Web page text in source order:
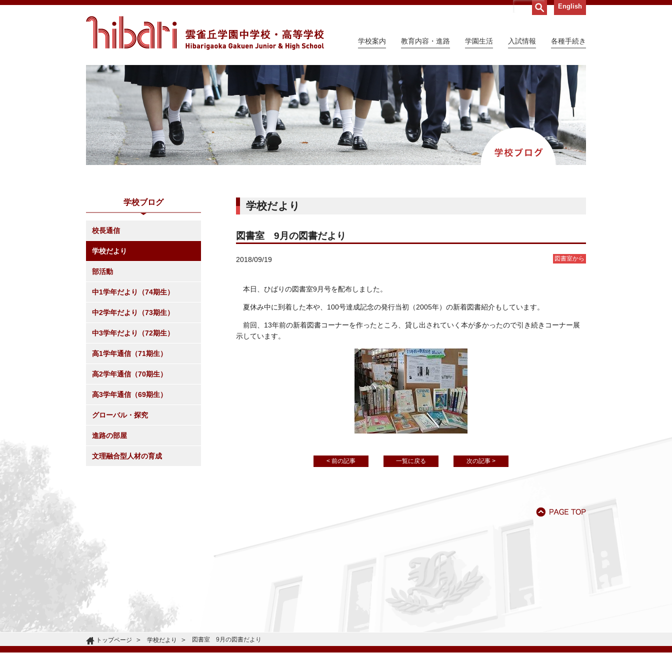
English
学校案内 教育内容・進路 学園生活 入試情報 各種手続き
学校だより
図書室 9月の図書だより
2018/09/19 図書室から
本日、ひばりの図書室9月号を配布しました。
夏休み中に到着した本や、100号達成記念の発行当初（2005年）の新着図書紹介もしています。
前回、13年前の新着図書コーナーを作ったところ、貸し出されていく本が多かったので引き続きコーナー展
示しています。
< 前の記事 一覧に戻る 次の記事 >
学校ブログ
校長通信
学校だより
部活動
中1学年だより（74期生）
中2学年だより（73期生）
中3学年だより（72期生）
高1学年通信（71期生）
高2学年通信（70期生）
高3学年通信（69期生）
グローバル・探究
進路の部屋
文理融合型人材の育成
トップページ 学校だより 図書室 9月の図書だより